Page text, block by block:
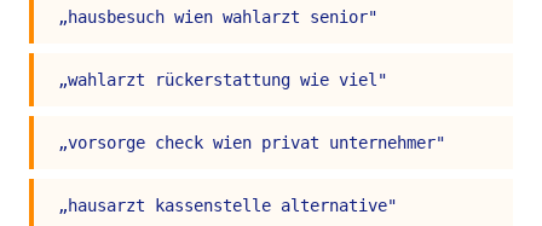
„hausbesuch wien wahlarzt senior"
„wahlarzt rückerstattung wie viel "
„vorsorge check wien privat unternehmer"
„hausarzt kassenstelle alternative"